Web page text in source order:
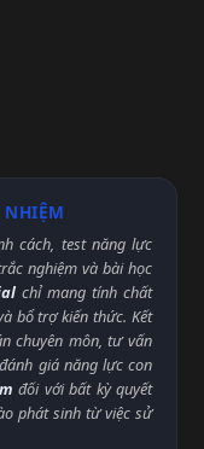
NHIỆM
cách, test năng lực
nghiệm và bài học
chỉ mang tính chất
bổ trợ kiến thức. Kết
chuyên môn, tư vấn
giá năng lực con
đối với bất kỳ quyết
phát sinh từ việc sử